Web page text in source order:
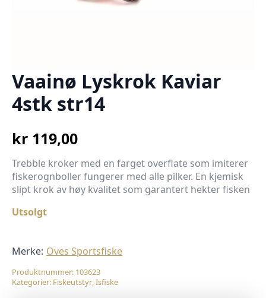
Vaainø Lyskrok Kaviar
4stk str14
kr 119,00
Trebble kroker med en farget overflate som imiterer
fiskerognboller fungerer med alle pilker. En kjemisk
slipt krok av høy kvalitet som garantert hekter fisken
Utsolgt
Merke: Oves Sportsfiske
Produktnummer: 103623
Kategorier: Fiskeutstyr,Isfiske